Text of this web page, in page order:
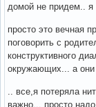
домой не придем.. я
просто это вечная
поговорить с
конструктивного
окружающих... а они
.. все,я потеряла
важно... просто